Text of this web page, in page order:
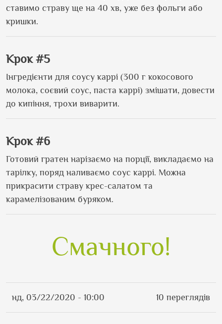
ставимо страву ще на 40 хв, уже без фольги або
кришки.
Крок #5
Інгредієнти для соусу каррі (300 г кокосового
молока, соєвий соус, паста каррі) змішати, довести
до кипіння, трохи виварити.
Крок #6
Готовий гратен нарізаємо на порції, викладаємо на
тарілку, поряд наливаємо соус каррі. Можна
прикрасити страву крес-салатом та
карамелізованим буряком.
Смачного!
нд, 03/22/2020 - 10:00 10 переглядів